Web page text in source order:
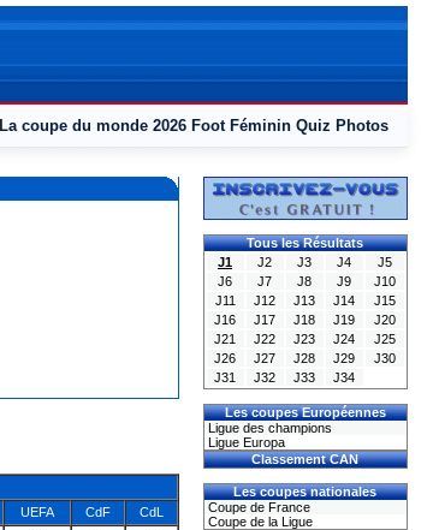
La coupe du monde 2026 Foot Féminin Quiz Photos
UEFA CdF CdL
Tous les Résultats
J1
J2 J3 J4
J5
J6
J7 J8 J9
J10
J11
J12 J13 J14
J15
J16
J17 J18 J19
J20
J21
J22 J23 J24
J25
J26
J27 J28 J29
J30
J31
J32 J33 J34
Les coupes Européennes
Ligue des champions
Ligue Europa
Classement CAN
Les coupes nationales
Coupe de France
Coupe de la Ligue